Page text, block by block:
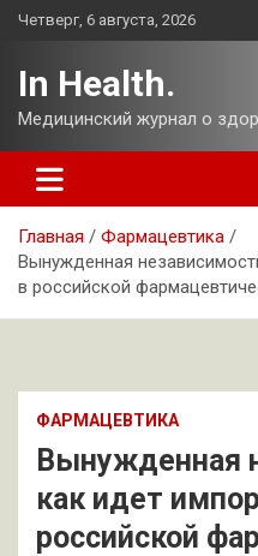
Перейти
Четверг, 6 августа, 2026
In Health.
Медицинский журнал о
Главная
Фармацевтика
Вынужденная
в российской
ФАРМАЦЕВТИКА
Вынужденная
как идет
российской